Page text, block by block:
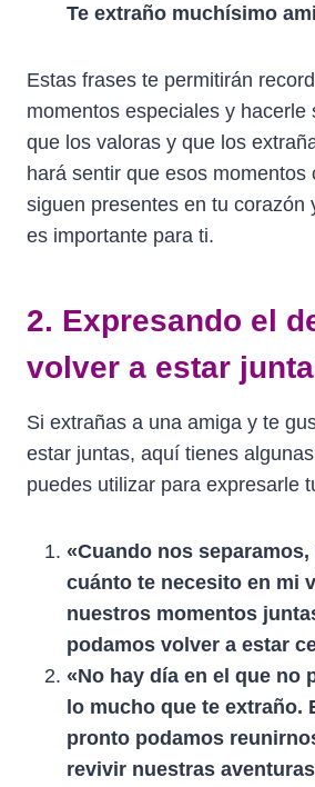
Te extraño muchísimo
Estas frases te permitirán
momentos especiales y hacerle
que los valoras y que los
hará sentir que esos momentos
siguen presentes en tu corazón
es importante para ti.
2. Expresando el
volver a estar
Si extrañas a una amiga y te
estar juntas, aquí tienes
puedes utilizar para expresarle
«Cuando nos
cuánto te necesito en mi
nuestros momentos
podamos volver a estar
«No hay día en el que no
lo mucho que te extraño.
pronto podamos
revivir nuestras